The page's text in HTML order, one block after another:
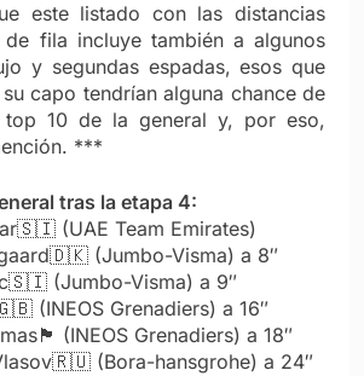
este listado con las distancias
fila incluye también a algunos
y segundas espadas, esos que
capo tendrían alguna chance de
top 10 de la general y, por eso,
***
tras la etapa 4:
🇸🇮 (UAE Team Emirates)
🇩🇰 (Jumbo-Visma) a 8″
🇸🇮 (Jumbo-Visma) a 9″
(INEOS Grenadiers) a 16″
🏴󠁧󠁢󠁷󠁬󠁳󠁿 (INEOS Grenadiers) a 18″
🇷🇺 (Bora-hansgrohe) a 24″